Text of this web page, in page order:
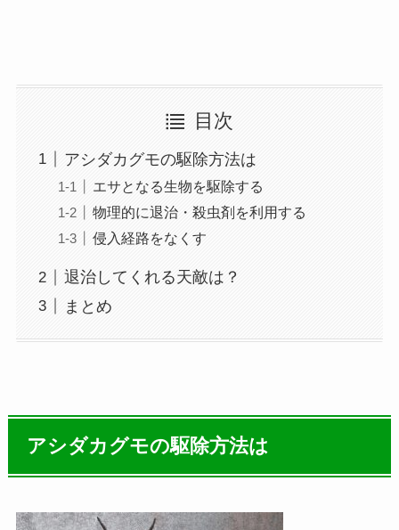
目次
アシダカグモの駆除方法は
エサとなる生物を駆除する
物理的に退治・殺虫剤を利用する
侵入経路をなくす
退治してくれる天敵は？
まとめ
アシダカグモの駆除方法は